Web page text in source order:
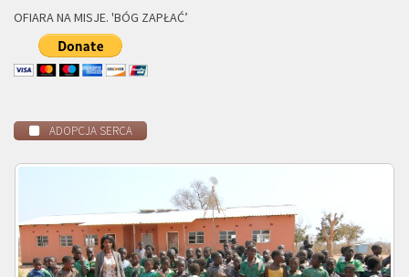
OFIARA NA MISJE. 'BÓG ZAPŁAĆ’
ADOPCJA SERCA